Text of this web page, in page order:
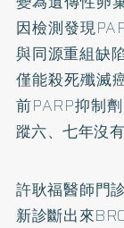
因檢測發現
與同源重組缺
僅能殺死殲滅
前PARP抑制
蹤六、七年沒
許耿福醫師門
新診斷出來